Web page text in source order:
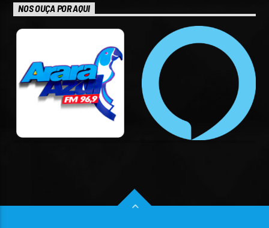
NOS OUÇA POR AQUI